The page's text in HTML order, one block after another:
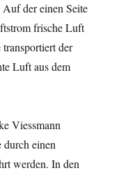
der einen Seite
frische Luft
der
Luft aus dem
Viessmann
durch einen
werden. In den